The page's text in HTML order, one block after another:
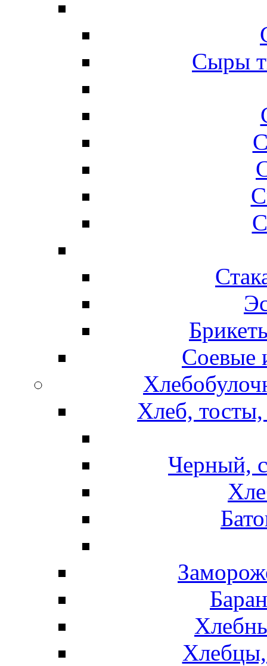
Сыры
Соевые
Хлеб,
Черный,
Хлебцы,